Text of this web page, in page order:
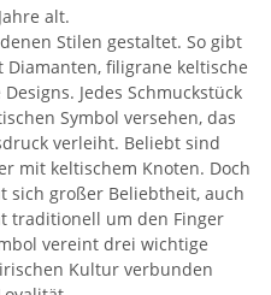
alt.
Stilen gestaltet. So gibt
Diamanten, filigrane keltische
Jedes Schmuckstück
Symbol versehen, das
verleiht. Beliebt sind
mit keltischem Knoten. Doch
sich großer Beliebtheit, auch
traditionell um den Finger
vereint drei wichtige
Kultur verbunden